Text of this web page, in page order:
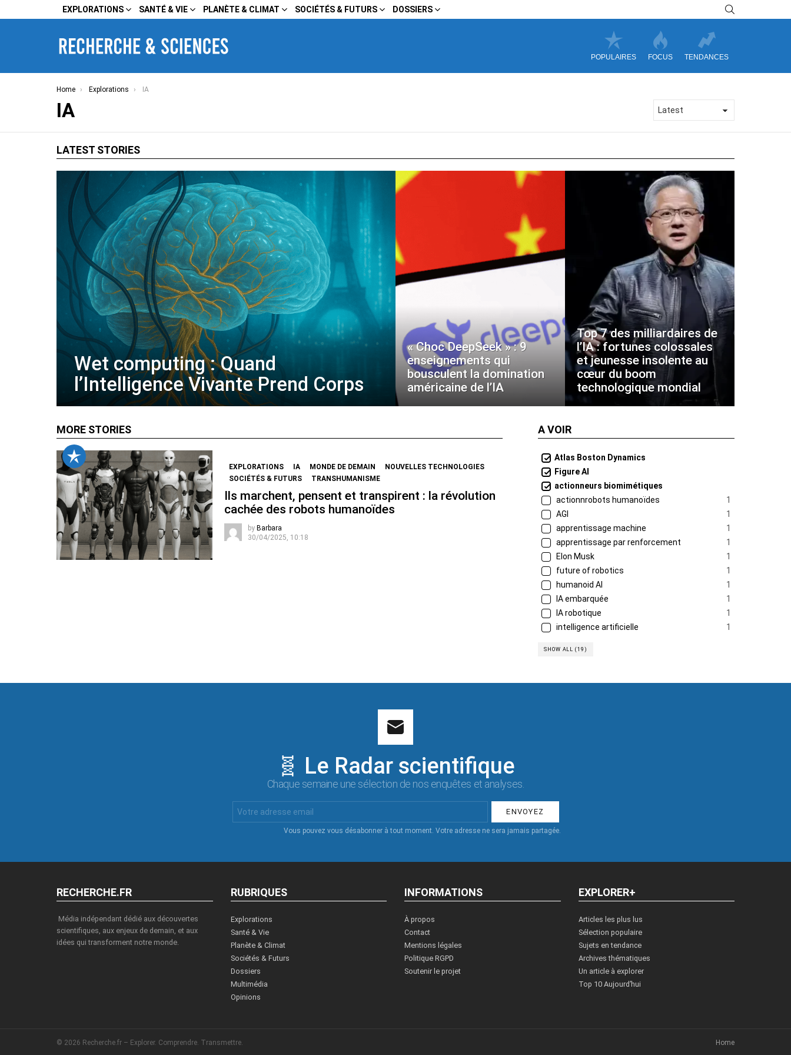
EXPLORATIONS SANTÉ & VIE PLANÈTE & CLIMAT SOCIÉTÉS & FUTURS DOSSIERS
POPULAIRES FOCUS TENDANCES
You are here:
Home Explorations IA
IA
LATEST STORIES
Wet computing : Quand
l’Intelligence Vivante Prend Corps
« Choc DeepSeek » : 9
enseignements qui
bousculent la domination
américaine de l’IA
Top 7 des milliardaires de
l’IA : fortunes colossales
et jeunesse insolente au
cœur du boom
technologique mondial
MORE STORIES
EXPLORATIONS IA MONDE DE DEMAIN
NOUVELLES TECHNOLOGIES
SOCIÉTÉS & FUTURS
TRANSHUMANISME
Ils marchent, pensent et transpirent : la révolution
cachée des robots humanoïdes
by Barbara
30/04/2025, 10:18
A VOIR
Atlas Boston Dynamics
Figure AI
actionneurs biomimétiques
actionnrobots humanoïdes
1
AGI
1
apprentissage machine
1
apprentissage par renforcement
1
Elon Musk
1
future of robotics
1
humanoid AI
1
IA embarquée
1
IA robotique
1
intelligence artificielle
1
SHOW ALL (19)
🧬 Le Radar scientifique
Chaque semaine une sélection de nos enquêtes et analyses.
Email
:
Vous pouvez vous désabonner à tout moment. Votre adresse ne sera jamais partagée.
RECHERCHE.FR
Média indépendant dédié aux découvertes
scientifiques, aux enjeux de demain, et aux
idées qui transforment notre monde.
RUBRIQUES
Explorations
Santé & Vie
Planète & Climat
Sociétés & Futurs
Dossiers
Multimédia
Opinions
INFORMATIONS
À propos
Contact
Mentions légales
Politique RGPD
Soutenir le projet
EXPLORER+
Articles les plus lus
Sélection populaire
Sujets en tendance
Archives thématiques
Un article à explorer
Top 10 Aujourd’hui
© 2026 Recherche.fr – Explorer. Comprendre. Transmettre. Home